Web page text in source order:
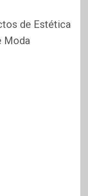
de Estética
Moda